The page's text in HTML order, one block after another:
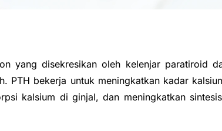
yang disekresikan oleh kelenjar paratiroid
PTH bekerja untuk meningkatkan kadar
kalsium di ginjal, dan meningkatkan